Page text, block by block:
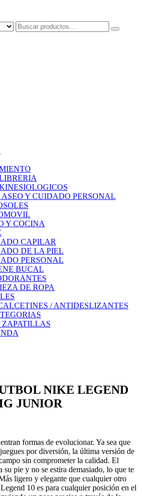
Y CUIDADO PERSONAL
Y COCINA
CAPILAR
DE LA PIEL
PERSONAL
BUCAL
DE ROPA
/ ANTIDESLIZANTES
ZAPATILLAS
NIKE LEGEND
JUNIOR
formas de evolucionar. Ya sea que
por diversión, la última versión de
sin comprometer la calidad. El
su pie y no se estira demasiado, lo que te
ligero y elegante que cualquier otro
10 es para cualquier posición en el